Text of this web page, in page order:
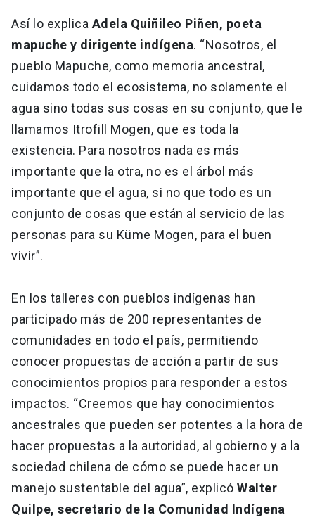
Así lo explica Adela Quiñileo Piñen, poeta
mapuche y dirigente indígena. “Nosotros, el
pueblo Mapuche, como memoria ancestral,
cuidamos todo el ecosistema, no solamente el
agua sino todas sus cosas en su conjunto, que le
llamamos Itrofill Mogen, que es toda la
existencia. Para nosotros nada es más
importante que la otra, no es el árbol más
importante que el agua, si no que todo es un
conjunto de cosas que están al servicio de las
personas para su Küme Mogen, para el buen
vivir”.
En los talleres con pueblos indígenas han
participado más de 200 representantes de
comunidades en todo el país, permitiendo
conocer propuestas de acción a partir de sus
conocimientos propios para responder a estos
impactos. “Creemos que hay conocimientos
ancestrales que pueden ser potentes a la hora de
hacer propuestas a la autoridad, al gobierno y a la
sociedad chilena de cómo se puede hacer un
manejo sustentable del agua”, explicó Walter
Quilpe, secretario de la Comunidad Indígena